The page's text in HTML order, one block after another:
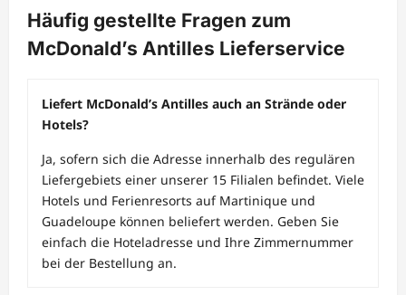
Häufig gestellte Fragen zum
McDonald’s Antilles Lieferservice
Liefert McDonald’s Antilles auch an Strände oder
Hotels?
Ja, sofern sich die Adresse innerhalb des regulären
Liefergebiets einer unserer 15 Filialen befindet. Viele
Hotels und Ferienresorts auf Martinique und
Guadeloupe können beliefert werden. Geben Sie
einfach die Hoteladresse und Ihre Zimmernummer
bei der Bestellung an.